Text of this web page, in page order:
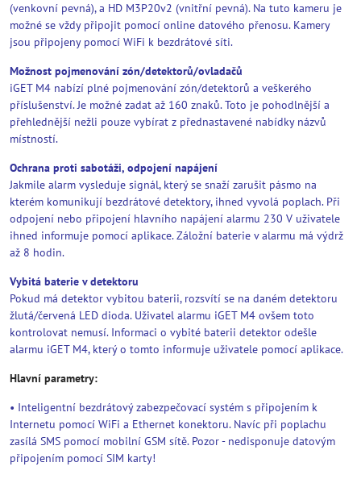
(venkovní pevná), a HD M3P20v2 (vnitřní pevná). Na tuto kameru je
možné se vždy připojit pomocí online datového přenosu. Kamery
jsou připojeny pomocí WiFi k bezdrátové síti.
Možnost pojmenování zón/detektorů/ovladačů
iGET M4 nabízí plné pojmenování zón/detektorů a veškerého
příslušenství. Je možné zadat až 160 znaků. Toto je pohodlnější a
přehlednější nežli pouze vybírat z přednastavené nabídky názvů
místností.
Ochrana proti sabotáži, odpojení napájení
Jakmile alarm vysleduje signál, který se snaží zarušit pásmo na
kterém komunikují bezdrátové detektory, ihned vyvolá poplach. Při
odpojení nebo připojení hlavního napájení alarmu 230 V uživatele
ihned informuje pomocí aplikace. Záložní baterie v alarmu má výdrž
až 8 hodin.
Vybitá baterie v detektoru
Pokud má detektor vybitou baterii, rozsvítí se na daném detektoru
žlutá/červená LED dioda. Uživatel alarmu iGET M4 ovšem toto
kontrolovat nemusí. Informaci o vybité baterii detektor odešle
alarmu iGET M4, který o tomto informuje uživatele pomocí aplikace.
Hlavní parametry:
• Inteligentní bezdrátový zabezpečovací systém s připojením k
Internetu pomocí WiFi a Ethernet konektoru. Navíc při poplachu
zasílá SMS pomocí mobilní GSM sítě. Pozor - nedisponuje datovým
připojením pomocí SIM karty!